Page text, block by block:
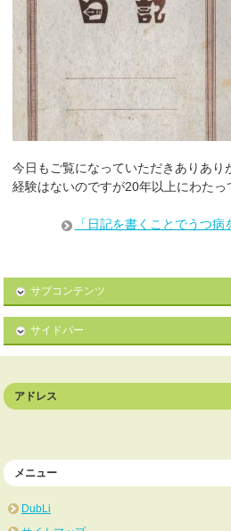
今日もご覧になっていただきありあり
経験はないのですが20年以上にわたっ
「日記を書くことでうつ
サブコンテンツ
サイドバー
アドレス
メニュー
DubLi